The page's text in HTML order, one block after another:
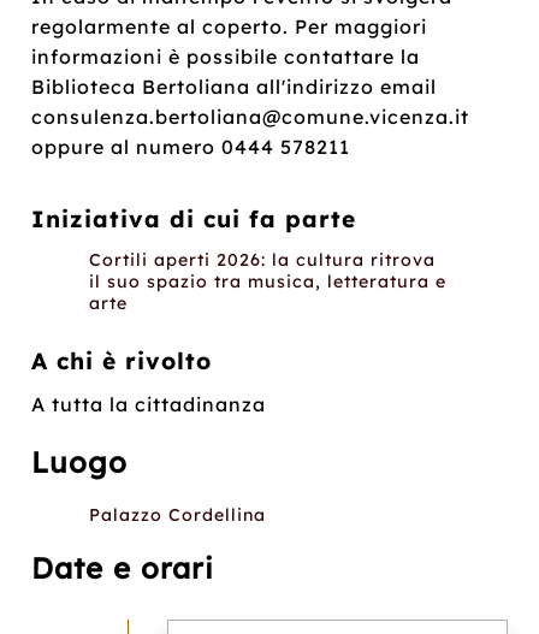
regolarmente al coperto. Per maggiori
informazioni è possibile contattare la
Biblioteca Bertoliana all'indirizzo email
consulenza.bertoliana@comune.vicenza.it
oppure al numero 0444 578211
Iniziativa di cui fa parte
Cortili aperti 2026: la cultura ritrova
il suo spazio tra musica, letteratura e
arte
A chi è rivolto
A tutta la cittadinanza
Luogo
Palazzo Cordellina
Date e orari